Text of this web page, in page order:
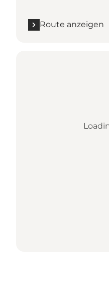
Route anzeigen